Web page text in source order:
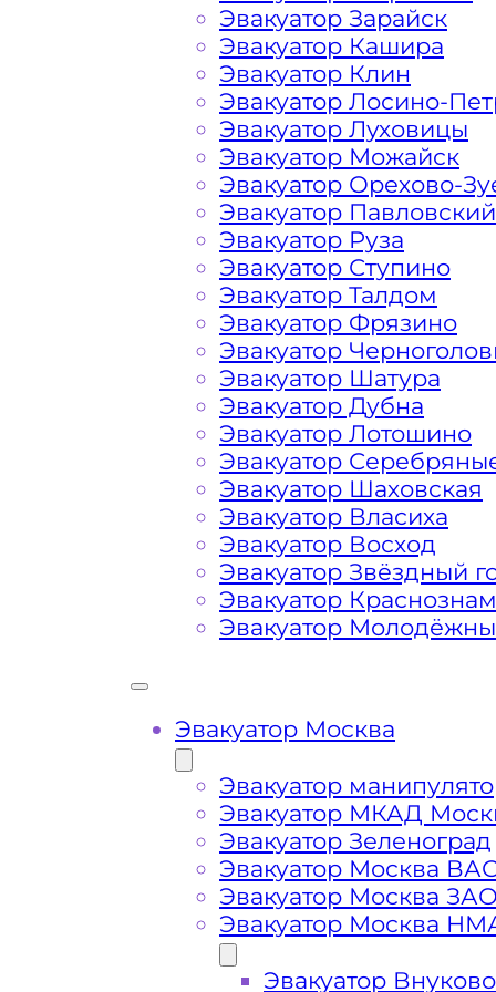
Расчет стоимости эвакуатора за
в каждом конкретном случае
всегда готова порадовать
На стоимость эвакуации
Габариты, вес и тип
Заказанный эвакуатор
платформой
Маршрут от места вызова
Егорьевского шоссе
Затрудняющие факторы –
передач (АКПП)
Сложная эвакуация при аварии,
Эвакуатор Зарайск
Эвакуатор Кашира
Эвакуатор Клин
Эвакуатор Лосино-
Эвакуатор Луховицы
Эвакуатор Можайск
Эвакуатор Орехово-
Эвакуатор
Эвакуатор Руза
Эвакуатор Ступино
Эвакуатор Талдом
Эвакуатор Фрязино
Эвакуатор
Эвакуатор Шатура
Эвакуатор Дубна
Эвакуатор Лотошино
Эвакуатор
Эвакуатор Шаховская
Эвакуатор Власиха
Эвакуатор Восход
Эвакуатор Звёздный
Эвакуатор
Эвакуатор
Эвакуатор Москва
Эвакуатор
Эвакуатор МКАД
Эвакуатор Зеленоград
Эвакуатор Москва
Эвакуатор Москва
Эвакуатор Москва
Эвакуатор Внуково